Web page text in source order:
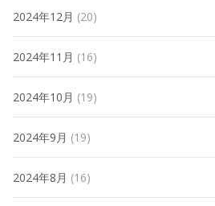
2024年12月 (20)
2024年11月 (16)
2024年10月 (19)
2024年9月 (19)
2024年8月 (16)